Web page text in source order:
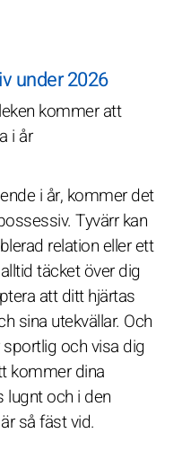
under 2026
kommer att
i år
i år, kommer det
Tyvärr kan
relation eller ett
täcket över dig
att ditt hjärtas
sina utekvällar. Och
och visa dig
kommer dina
lugnt och i den
så fäst vid.